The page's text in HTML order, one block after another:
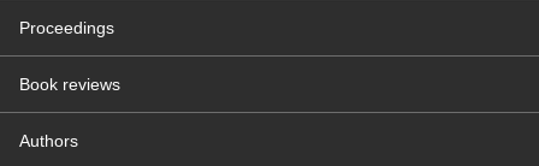
Proceedings
Book reviews
Authors